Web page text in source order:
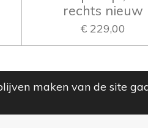
maken van de site
rechts nieuw
€ 229,00